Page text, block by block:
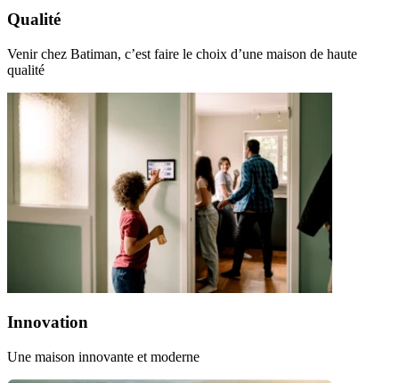
Qualité
Venir chez Batiman, c’est faire le choix d’une maison de haute
qualité
Innovation
Une maison innovante et moderne